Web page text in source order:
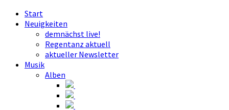
Start
Neuigkeiten
demnächst live!
Regentanz aktuell
aktueller Newsletter
Musik
Alben